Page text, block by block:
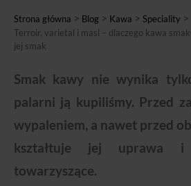
Strona główna > Blog > Kawa > Speciality >
Terroir, varietal i masl – dlaczego kawa
jej smak
Smak kawy nie wynika
palarni ją kupiliśmy. Przed
wypaleniem, a nawet przed
kształtuje jej uprawa i
towarzyszące.